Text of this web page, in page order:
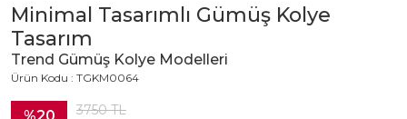
Minimal Tasarımlı Gümüş Kolye
Tasarım
Trend Gümüş Kolye Modelleri
Ürün Kodu : TGKM0064
3750TL